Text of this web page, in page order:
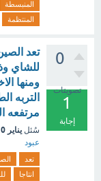
المنبسطة
المنتظمة
0
تصويتات
1
إجابة
تعد
للشاي
ومنها
التربه
مرتفعه
سُئل يناير 10
عبود
تعد
انتاجا